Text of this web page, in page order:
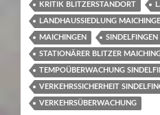
KRITIK BLITZERSTANDORT
LANDHAUSSIEDLUNG
MAICHINGEN SINDELFINGEN
STATIONÄRER BLITZER
TEMPOÜBERWACHUNG
VERKEHRSSICHERHEIT
VERKEHRSÜBERWACHUNG